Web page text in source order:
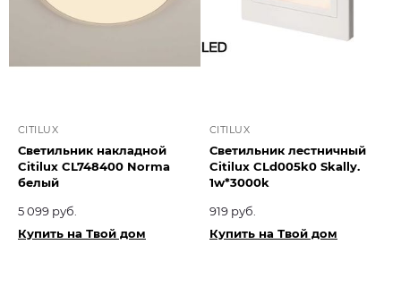
CITILUX
Светильник накладной
Citilux CL748400 Norma
белый
5 099 руб.
Купить на Твой дом
CITILUX
Светильник лестничный
Citilux CLd005k0 Skally.
1w*3000k
919 руб.
Купить на Твой дом